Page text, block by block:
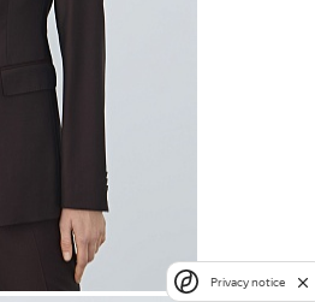
Privacy notice